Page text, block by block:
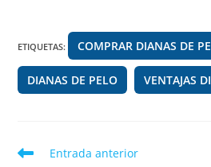
b
o
o
a
m
A
p
p
t
ETIQUETAS: COMPRAR DIANAS DE
DIANAS DE PELO VENTAJAS
Leer
Entrada anterior